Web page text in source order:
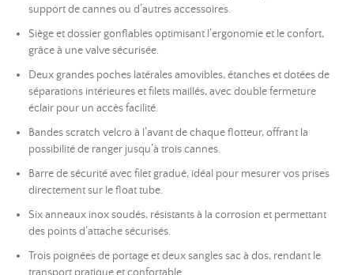
support de cannes ou d’autres accessoires.
Siège et dossier gonflables optimisant l’ergonomie et le confort,
grâce à une valve sécurisée.
Deux grandes poches latérales amovibles, étanches et dotées de
séparations intérieures et filets maillés, avec double fermeture
éclair pour un accès facilité.
Bandes scratch velcro à l’avant de chaque flotteur, offrant la
possibilité de ranger jusqu’à trois cannes.
Barre de sécurité avec filet gradué, idéal pour mesurer vos prises
directement sur le float tube.
Six anneaux inox soudés, résistants à la corrosion et permettant
des points d’attache sécurisés.
Trois poignées de portage et deux sangles sac à dos, rendant le